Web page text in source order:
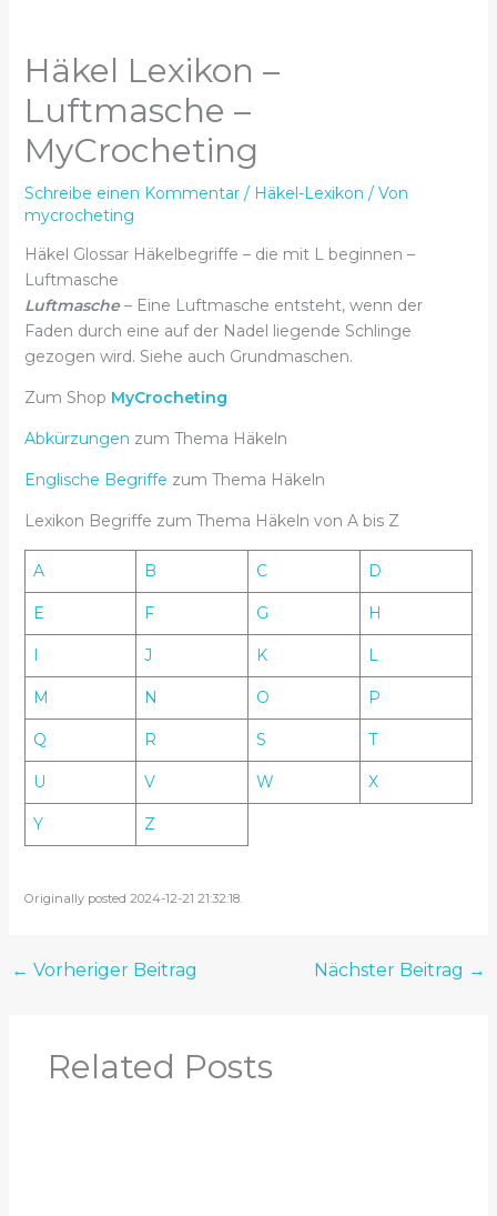
Häkel Lexikon –
Luftmasche –
MyCrocheting
Schreibe einen Kommentar / Häkel-Lexikon / Von
mycrocheting
Häkel Glossar Häkelbegriffe – die mit L beginnen –
Luftmasche
Luftmasche– Eine Luftmasche entsteht, wenn der
Faden durch eine auf der Nadel liegende Schlinge
gezogen wird. Siehe auch Grundmaschen.
Zum Shop MyCrocheting
Abkürzungen zum Thema Häkeln
Englische Begriffe zum Thema Häkeln
Lexikon Begriffe zum Thema Häkeln von A bis Z
A B C D
E F G H
I J K L
M N O P
Q R S T
U V W X
Y Z
Originally posted 2024-12-21 21:32:18.
← Vorheriger Beitrag Nächster Beitrag →
Related Posts